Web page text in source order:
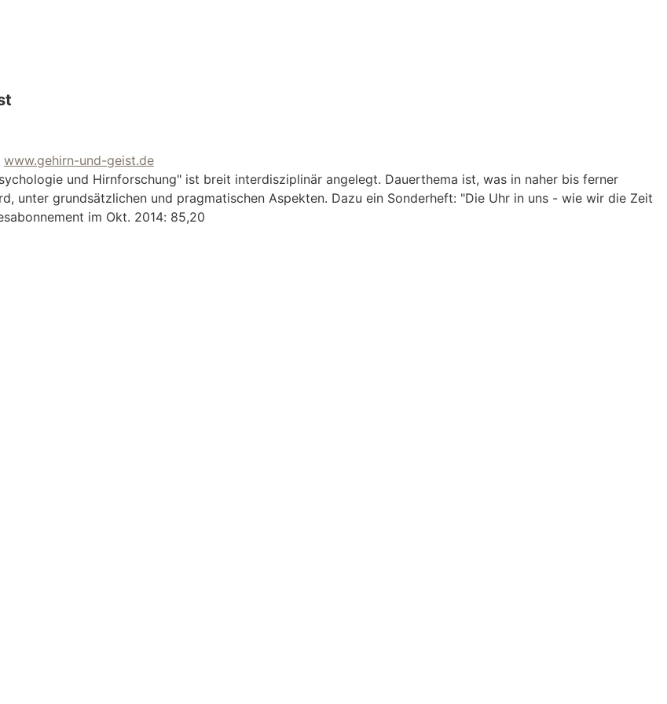
www.gehirn-und-geist.de
und Hirnforschung" ist breit interdisziplinär angelegt. Dauerthema ist, was in naher bis ferner
unter grundsätzlichen und pragmatischen Aspekten. Dazu ein Sonderheft: "Die Uhr in uns - wie wir die Zeit
im Okt. 2014: 85,20